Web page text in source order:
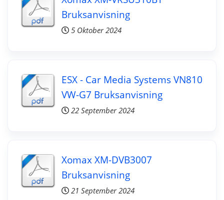
Bruksanvisning
5 Oktober 2024
ESX - Car Media Systems VN810
VW-G7 Bruksanvisning
22 September 2024
Xomax XM-DVB3007
Bruksanvisning
21 September 2024